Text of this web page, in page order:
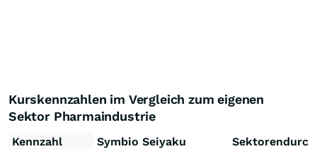
Kurskennzahlen im Vergleich zum eigenen
Sektor Pharmaindustrie
Kennzahl Symbio Seiyaku